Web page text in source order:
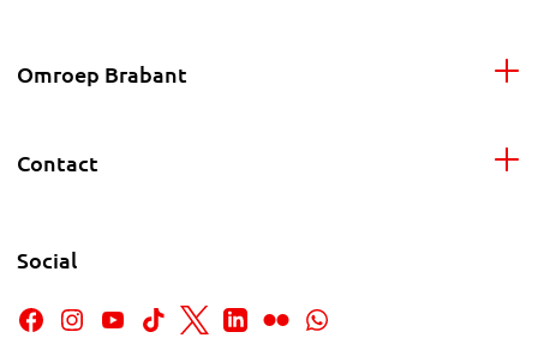
Omroep Brabant
Contact
Social